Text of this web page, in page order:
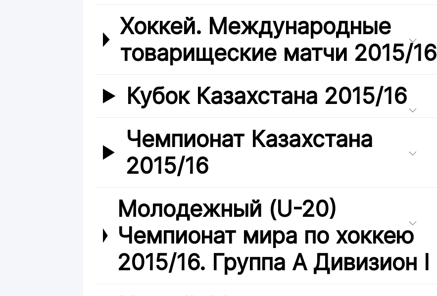
Хоккей. Международные
товарищеские матчи 2015/16
Кубок Казахстана 2015/16
Чемпионат Казахстана
2015/16
Молодежный (U-20)
Чемпионат мира по хоккею
2015/16. Группа А Дивизион I